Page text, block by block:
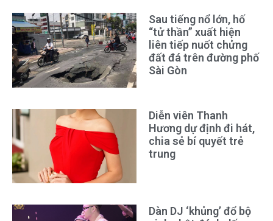
Sau tiếng nổ lớn, hố
“tử thần” xuất hiện
liên tiếp nuốt chửng
đất đá trên đường phố
Sài Gòn
Diễn viên Thanh
Hương dự định đi hát,
chia sẻ bí quyết trẻ
trung
Dàn DJ ‘khủng’ đổ bộ